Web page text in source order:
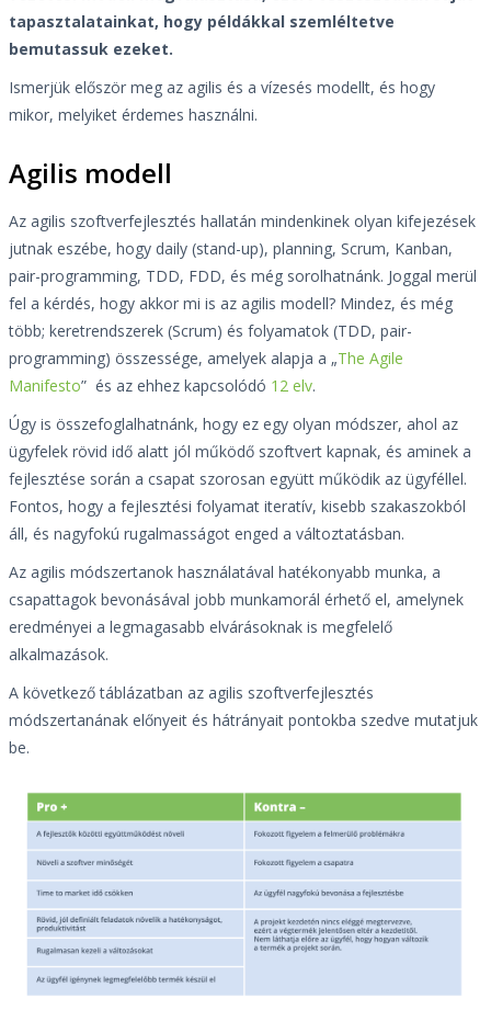
tapasztalatainkat, hogy példákkal szemléltetve
bemutassuk ezeket.
Ismerjük először meg az agilis és a vízesés modellt, és hogy
mikor, melyiket érdemes használni.
Agilis modell
Az agilis szoftverfejlesztés hallatán mindenkinek olyan kifejezések
jutnak eszébe, hogy daily (stand-up), planning, Scrum, Kanban,
pair-programming, TDD, FDD, és még sorolhatnánk. Joggal merül
fel a kérdés, hogy akkor mi is az agilis modell? Mindez, és még
több; keretrendszerek (Scrum) és folyamatok (TDD, pair-
programming) összessége, amelyek alapja a „The Agile
Manifesto” és az ehhez kapcsolódó 12 elv.
Úgy is összefoglalhatnánk, hogy ez egy olyan módszer, ahol az
ügyfelek rövid idő alatt jól működő szoftvert kapnak, és aminek a
fejlesztése során a csapat szorosan együtt működik az ügyféllel.
Fontos, hogy a fejlesztési folyamat iteratív, kisebb szakaszokból
áll, és nagyfokú rugalmasságot enged a változtatásban.
Az agilis módszertanok használatával hatékonyabb munka, a
csapattagok bevonásával jobb munkamorál érhető el, amelynek
eredményei a legmagasabb elvárásoknak is megfelelő
alkalmazások.
A következő táblázatban az agilis szoftverfejlesztés
módszertanának előnyeit és hátrányait pontokba szedve mutatjuk
be.